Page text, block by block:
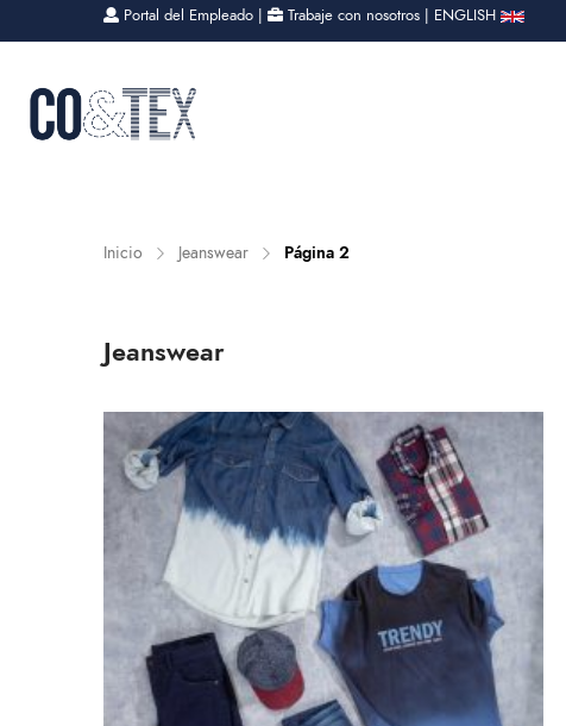
Portal del Empleado | Trabaje con nosotros | ENGLISH
Inicio Jeanswear Página 2
Jeanswear